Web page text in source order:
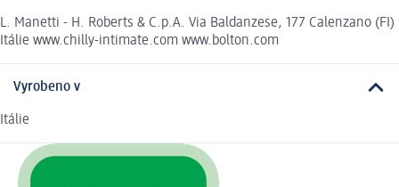
L. Manetti - H. Roberts & C.p.A. Via Baldanzese, 177 Calenzano (FI)
Itálie www.chilly-intimate.com www.bolton.com
Vyrobeno v
Itálie